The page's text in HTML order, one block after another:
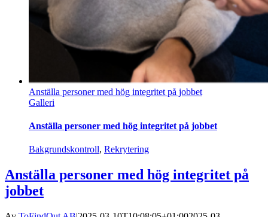
Anställa personer med hög integritet på jobbet
Galleri
Anställa personer med hög integritet på jobbet
Bakgrundskontroll, Rekrytering
Anställa personer med hög integritet på
jobbet